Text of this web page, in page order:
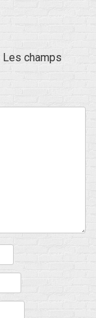
Les champs